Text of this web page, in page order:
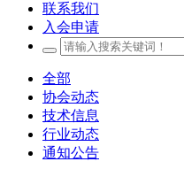
联系我们
入会申请
全部
协会动态
技术信息
行业动态
通知公告